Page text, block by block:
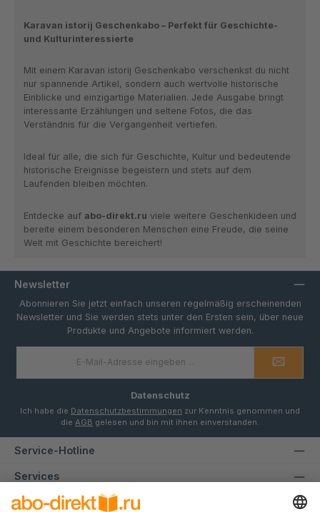
Karavan istorij Geschenkabo – Perfekt für Geschichte-
und Kulturinteressierte
Mit einem Karavan istorij Geschenkabo verschenkst du nicht
nur spannende Artikel, sondern auch wertvolle historische
Einblicke und einzigartige Materialien. Jede Ausgabe bringt
interessante Erzählungen und seltene Fotos, die das
Verständnis für die Vergangenheit vertiefen.
Ideal für alle, die sich für Geschichte, Kultur und bedeutende
historische Ereignisse begeistern und stets auf dem
Laufenden bleiben möchten.
Entdecke auf abo-direkt.ru viele weitere Geschenkideen und
bereite einem besonderen Menschen eine Freude, die seine
Welt mit Geschichte bereichert!
Newsletter
Abonnieren Sie jetzt einfach unseren regelmäßig erscheinenden
Newsletter und Sie werden stets unter den Ersten sein, über neue
Produkte und Angebote informiert werden.
Datenschutz
Ich habe die Datenschutzbestimmungen zur Kenntnis genommen und
die AGB gelesen und bin mit ihnen einverstanden.
Service-Hotline
Services
Informationen